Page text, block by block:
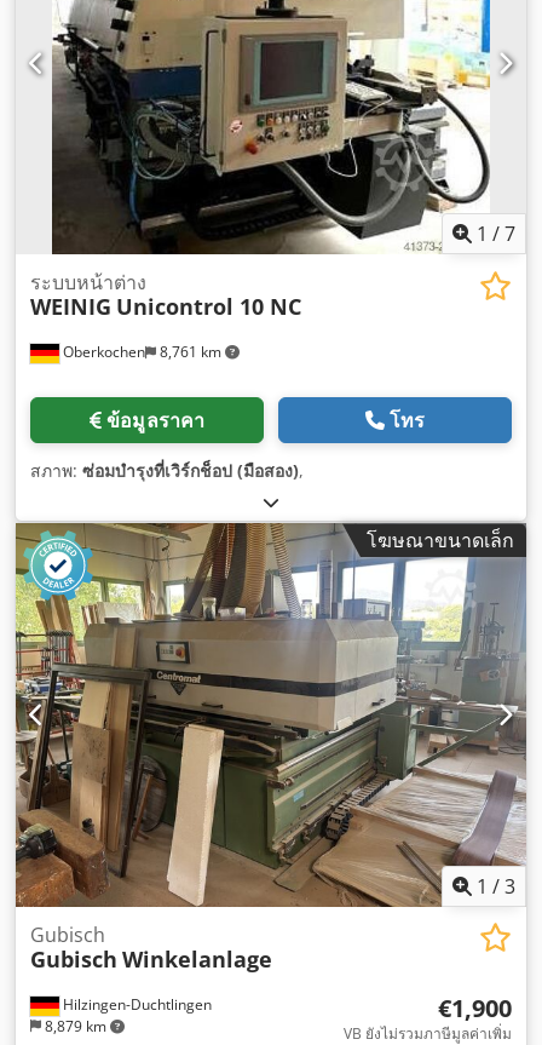
1 /7
Oberkochen 8,761 km
ระบบหน้าต่าง
WEINIG Unicontrol 10 NC
ข้อมูลราคา โทร
สภาพ: ซ่อมบำรุงที่เวิร์กช็อป (มือสอง),
โฆษณาขนาดเล็ก
1 /3
Hilzingen-Duchtlingen
8,879 km
Gubisch
Gubisch Winkelanlage
€1,900
VB ยังไม่รวมภาษีมูลค่าเพิ่ม